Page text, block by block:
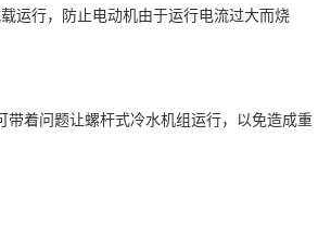
运行，防止电动机由于运行电流过大而烧
带着问题让螺杆式冷水机组运行，以免造成重